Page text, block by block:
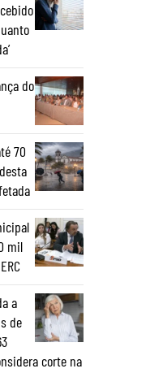
do
70
mil
a
de
corte na